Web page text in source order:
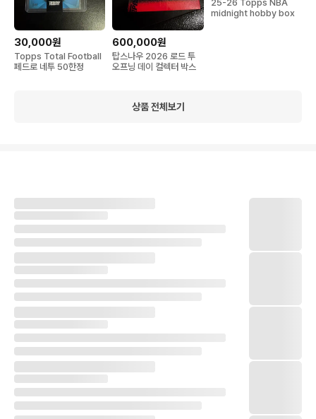
30,000원
Topps Total Football
페드로 네투 50한정
600,000원
탑스나우 2026 로드 투
오프닝 데이 컬렉터 박스
25-26 Topps NBA
midnight hobby box
상품 전체보기